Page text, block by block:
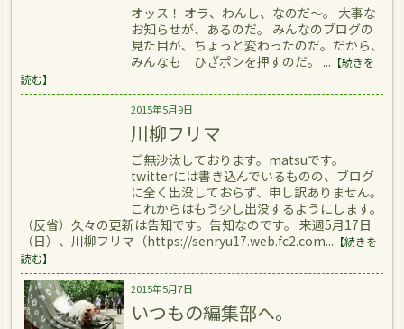
オッス！ オラ、わんし、なのだ～。 大事な
お知らせが、あるのだ。 みんなのブログの
見た目が、ちょっと変わったのだ。だから、
みんなも ひざポンを押すのだ。 ... 【続きを
読む】
2015年5月9日
川柳フリマ
ご無沙汰しております。matsuです。
twitterには書き込んでいるものの、ブログ
に全く出没しておらず、申し訳ありません。
これからはもう少し出没するようにします。
（反省）久々の更新は告知です。告知なのです。 来週5月17日
（日）、川柳フリマ（https://senryu17.web.fc2.com... 【続きを
読む】
2015年5月7日
いつもの編集部へ。